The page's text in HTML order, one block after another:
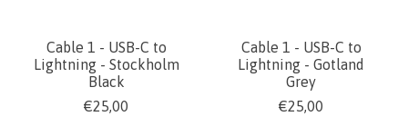
Cable 1 - USB-C to
Lightning - Stockholm
Black
€25,00
Cable 1 - USB-C to
Lightning - Gotland
Grey
€25,00